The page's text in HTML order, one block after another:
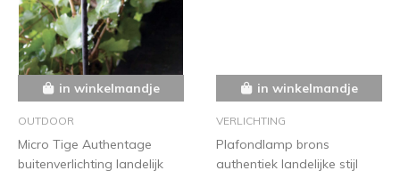
in winkelmandje
OUTDOOR
Micro Tige Authentage
buitenverlichting landelijk
in winkelmandje
VERLICHTING
Plafondlamp brons
authentiek landelijke stijl